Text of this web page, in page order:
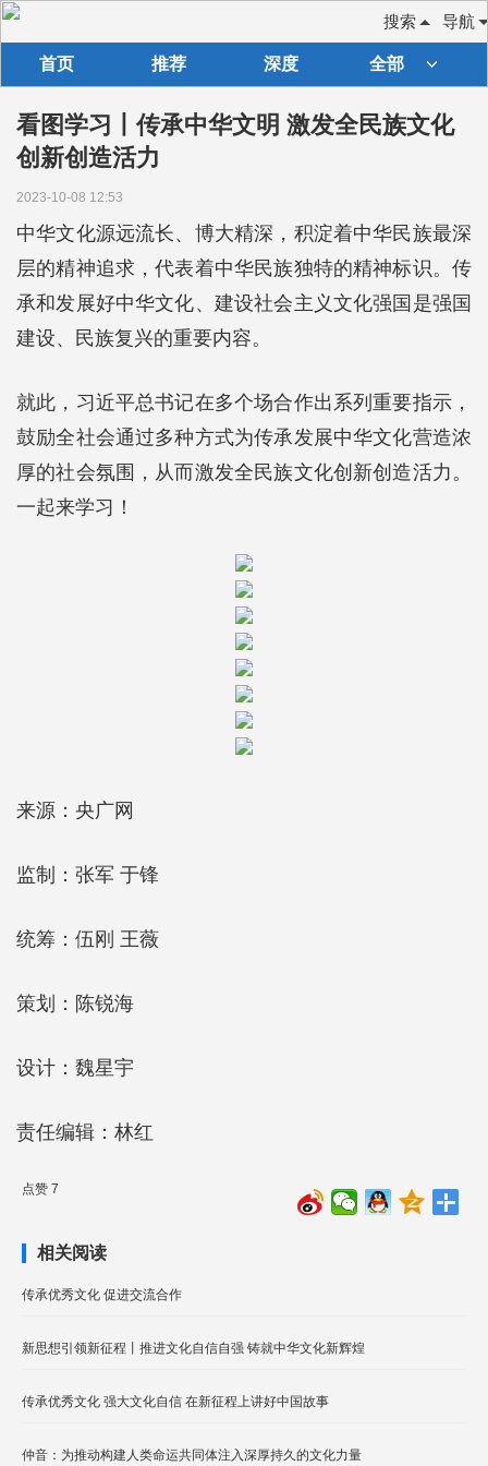
导航
搜索
首页 推荐 深度 全部
看图学习丨传承中华文明 激发全民族文化
创新创造活力
2023-10-08 12:53
中华文化源远流长、博大精深，积淀着中华民族最深
层的精神追求，代表着中华民族独特的精神标识。传
承和发展好中华文化、建设社会主义文化强国是强国
建设、民族复兴的重要内容。
就此，习近平总书记在多个场合作出系列重要指示，
鼓励全社会通过多种方式为传承发展中华文化营造浓
厚的社会氛围，从而激发全民族文化创新创造活力。
一起来学习！
来源：央广网
监制：张军 于锋
统筹：伍刚 王薇
策划：陈锐海
设计：魏星宇
责任编辑：林红
点赞 7
相关阅读
传承优秀文化 促进交流合作
新思想引领新征程丨推进文化自信自强 铸就中华文化新辉煌
传承优秀文化 强大文化自信 在新征程上讲好中国故事
仲音：为推动构建人类命运共同体注入深厚持久的文化力量